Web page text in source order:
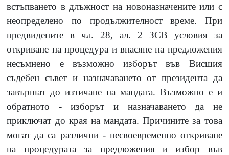
встъпването в длъжност на новоназначените или с
неопределено по продължителност време. При
предвидените в чл. 28,ал. 2 ЗСВ условия за
откриване на процедура и внасяне на предложения
несъмнено е възможно изборът във Висшия
съдебен съвет и назначаването от президента да
завършат до изтичане на мандата. Възможно е и
обратното -изборът и назначаването да не
приключат до края на мандата. Причините за това
могат да са различни - несвоевременно откриване
на процедурата за предложения и избор във